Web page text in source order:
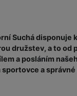
Suchá disponuje
družstev, a to od
a posláním
a správné